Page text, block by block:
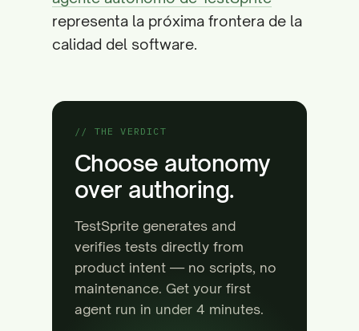
representa la próxima frontera de la
calidad del software.
// THE VERDICT
Choose autonomy
over authoring.
TestSprite generates and
verifies tests directly from
product intent — no scripts, no
maintenance. Get your first
agent run in under 4 minutes.